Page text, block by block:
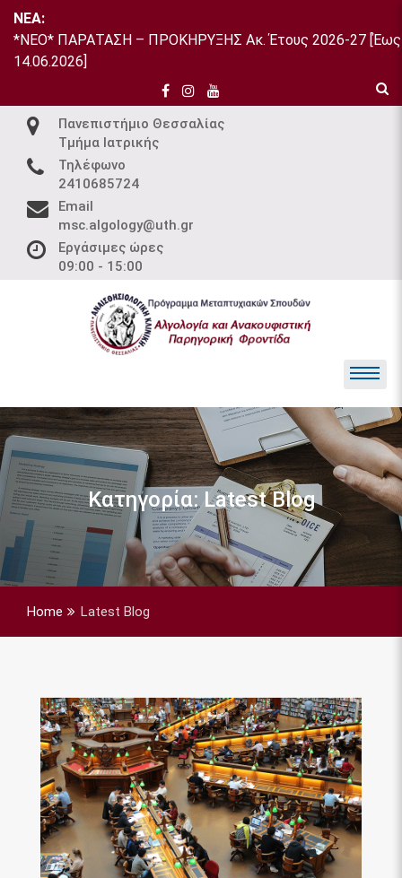
Skip
content
NEA:
*ΝΕΟ* ΠΑΡΑΤΑΣΗ – ΠΡΟΚΗΡΥΞΗΣ Ακ. Έτους 2026-27 [Έως
14.06.2026]
Πανεπιστήμιο Θεσσαλίας
Τμήμα Ιατρικής
Τηλέφωνο
2410685724
Email
msc.algology@uth.gr
Εργάσιμες ώρες
09:00 - 15:00
Κατηγορία: Latest Blog
Home Latest Blog